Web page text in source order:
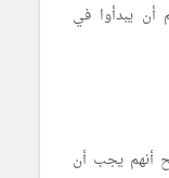
أن يبدأوا في
أنهم يجب أن